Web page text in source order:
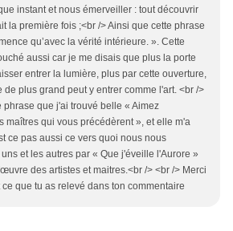
instant et nous émerveiller : tout découvrir
la première fois ;<br /> Ainsi que cette phrase
qu’avec la vérité intérieure. ». Cette
aussi car je me disais que plus la porte
entrer la lumière, plus par cette ouverture,
de plus grand peut y entrer comme l'art. <br />
phrase que j'ai trouvé belle « Aimez
maîtres qui vous précédèrent », et elle m'a
ce pas aussi ce vers quoi nous nous
et les autres par « Que j'éveille l'Aurore »
des artistes et maitres.<br /> <br /> Merci
que tu as relevé dans ton commentaire